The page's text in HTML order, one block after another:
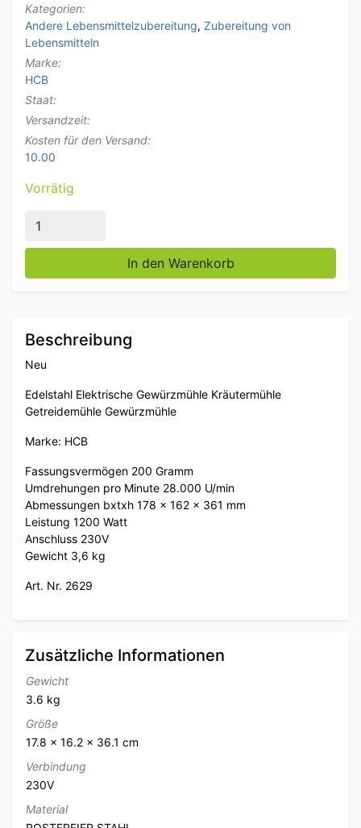
Kategorien:
Andere Lebensmittelzubereitung, Zubereitung von
Lebensmitteln
Marke:
HCB
Staat:
Versandzeit:
Kosten für den Versand:
10.00
Vorrätig
Edelstahl Elektrische Gewürzmühle Gewürzmühle
In den Warenkorb
Beschreibung
Neu
Edelstahl Elektrische Gewürzmühle Kräutermühle
Getreidemühle Gewürzmühle
Marke: HCB
Fassungsvermögen 200 Gramm
Umdrehungen pro Minute 28.000 U/min
Abmessungen bxtxh 178 x 162 x 361 mm
Leistung 1200 Watt
Anschluss 230V
Gewicht 3,6 kg
Art. Nr. 2629
Zusätzliche Informationen
Gewicht
3.6 kg
Größe
17.8 × 16.2 × 36.1 cm
Verbindung
230V
Material